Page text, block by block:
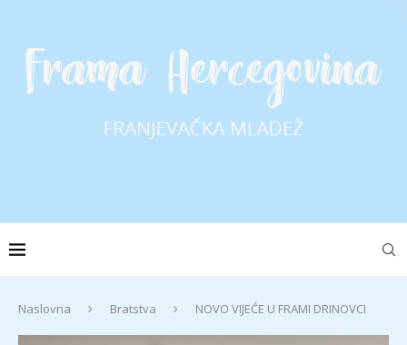
Naslovna Bratstva NOVO VIJEĆE U FRAMI DRINOVCI